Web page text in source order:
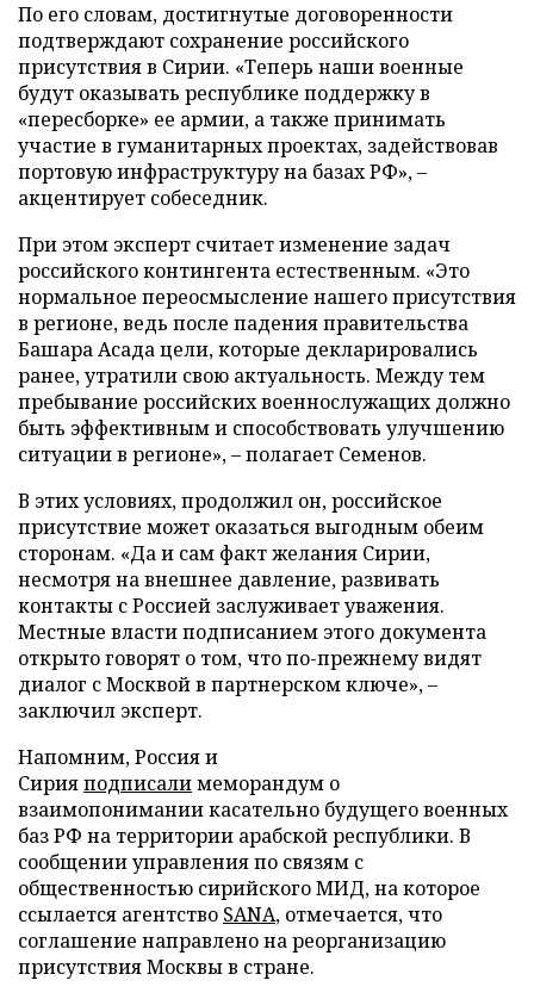
По его словам, достигнутые договоренности
подтверждают сохранение российского
присутствия в Сирии. «Теперь наши военные
будут оказывать республике поддержку в
«пересборке» ее армии, а также принимать
участие в гуманитарных проектах, задействовав
портовую инфраструктуру на базах РФ», –
акцентирует собеседник.
При этом эксперт считает изменение задач
российского контингента естественным. «Это
нормальное переосмысление нашего присутствия
в регионе, ведь после падения правительства
Башара Асада цели, которые декларировались
ранее, утратили свою актуальность. Между тем
пребывание российских военнослужащих должно
быть эффективным и способствовать улучшению
ситуации в регионе», – полагает Семенов.
В этих условиях, продолжил он, российское
присутствие может оказаться выгодным обеим
сторонам. «Да и сам факт желания Сирии,
несмотря на внешнее давление, развивать
контакты с Россией заслуживает уважения.
Местные власти подписанием этого документа
открыто говорят о том, что по-прежнему видят
диалог с Москвой в партнерском ключе», –
заключил эксперт.
Напомним, Россия и
Сирияподписалимеморандум о
взаимопонимании касательно будущего военных
баз РФ на территории арабской республики. В
сообщении управления по связям с
общественностью сирийского МИД, на которое
ссылается агентство SANA, отмечается, что
соглашение направлено на реорганизацию
присутствия Москвы в стране.